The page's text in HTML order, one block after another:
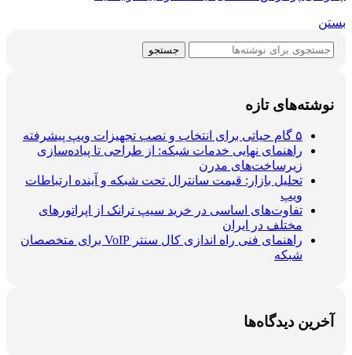
بستن
جستجو
نوشته‌های تازه
۵ گام حیاتی برای انتخاب و نصب تجهیزات ویپ پیشرفته
راهنمای نهایی خدمات شبکه: از طراحی تا پیاده‌سازی
زیرساخت‌های مدرن
تحلیل بازار: قیمت سانترال تحت شبکه و آینده ارتباطات
ویپ
تفاوت‌های اساسی در خرید سیپ ترانک از اپراتورهای
مختلف در ایران
راهنمای فنی راه اندازی کال سنتر VoIP برای متخصصان
شبکه
آخرین دیدگاه‌ها